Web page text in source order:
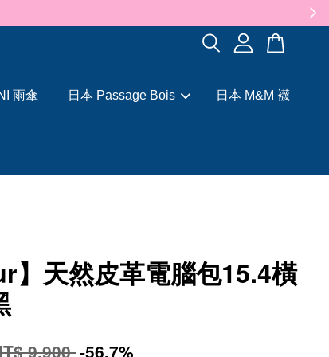
雨傘 日本 Passage Bois 日本 M&M 襪
】天然皮革電腦包15.4橫
9,900-56.7%